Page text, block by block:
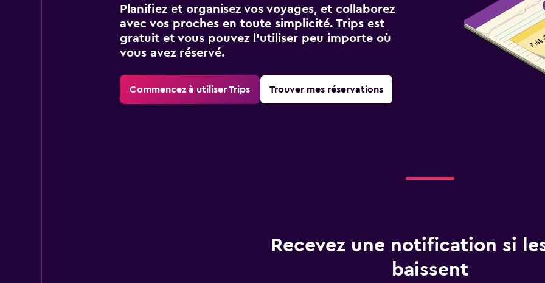
Planifiez et organisez vos voyages, et collaborez
avec vos proches en toute simplicité. Trips est
gratuit et vous pouvez l’utiliser peu importe où
vous avez réservé.
Commencez à utiliser Trips Trouver mes réservations
Recevez une notification si
baissent